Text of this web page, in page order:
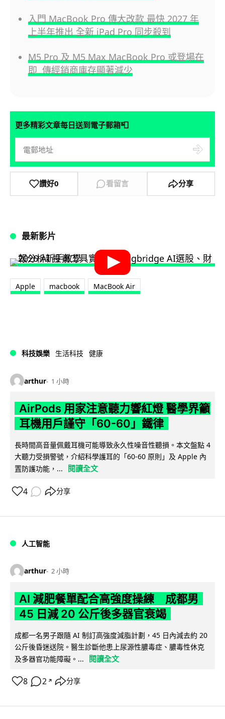
入門 MacBook Pro 傳大改款 最快 2027 年
上半年推出 全新 iPad Pro 同步殺到
M5 Pro 及 M5 Max MacBook Pro 或登場在
即 傳經銷商庫存顯著減少
更多精彩文章每日送到電子郵箱📮
讚好0 看留言 分享
最新影片
Apple macbook MacBook Air
科技娛樂 生活科技 健康
arthur 1 小時
AirPods 用家注意聽力響紅燈 醫學界籲
耳機用戶謹守「60-60」鐵律
長時間高音量佩戴耳機可能導致永久性噪音性聽損。本文盤點 4
大聽力受損警號，介紹科學護耳的「60-60 原則」及 Apple 內
置防護功能，...
閱讀全文
4 分享
人工智能
arthur 2 小時
AI 減肥餐單配合高強度操練 成都男
45 日減 20 公斤後多器官衰竭
成都一名男子跟隨 AI 制訂高強度減脂計劃，45 日內減去約 20
公斤後昏迷送院。醫生診斷他患上尿源性膿毒症、膿毒性休克
及多器官功能障礙。...
閱讀全文
8 2 ↗ 分享